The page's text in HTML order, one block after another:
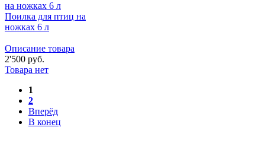
Поилка для птиц на
ножках 6 л
Описание товара
2'500 руб.
Товара нет
1
2
Вперёд
В конец